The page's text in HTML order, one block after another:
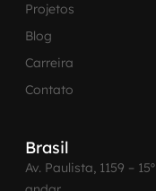
Projetos
Blog
Carreira
Contato
Brasil
Av. Paulista, 1159 – 15º